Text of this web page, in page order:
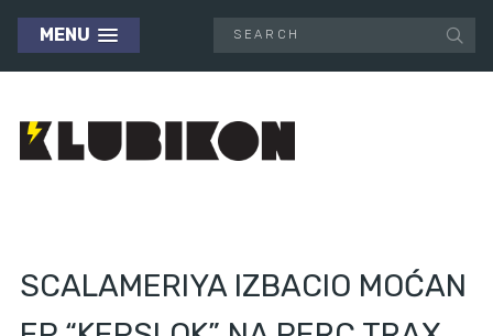
MENU
SCALAMERIYA IZBACIO MOĆAN